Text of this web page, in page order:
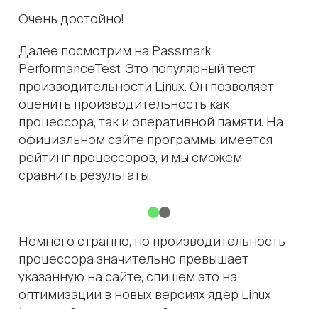
Очень достойно!
Далее посмотрим на Passmark
PerformanceTest. Это популярный тест
производительности Linux. Он позволяет
оценить производительность как
процессора, так и оперативной памяти. На
официальном сайте программы имеется
рейтинг процессоров, и мы сможем
сравнить результаты.
Немного странно, но производительность
процессора значительно превышает
указанную на сайте, спишем это на
оптимизации в новых версиях ядер Linux